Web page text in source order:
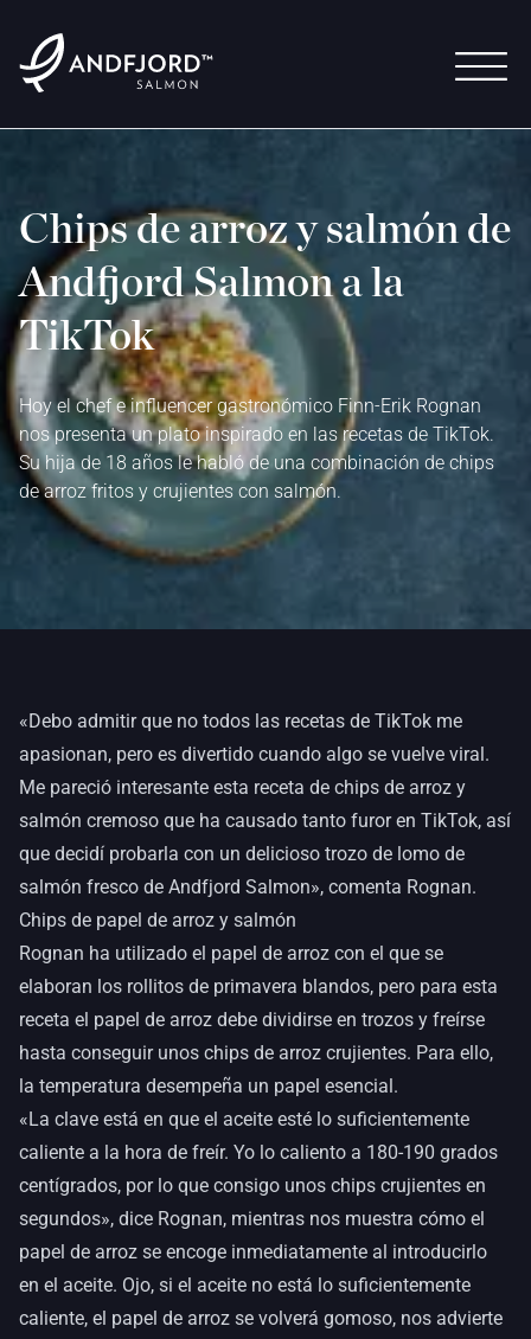
Chips de arroz y salmón de
Andfjord Salmon a la
TikTok
Hoy el chef e influencer gastronómico Finn-Erik Rognan
nos presenta un plato inspirado en las recetas de TikTok.
Su hija de 18 años le habló de una combinación de chips
de arroz fritos y crujientes con salmón.
«Debo admitir que no todos las recetas de TikTok me
apasionan, pero es divertido cuando algo se vuelve viral.
Me pareció interesante esta receta de chips de arroz y
salmón cremoso que ha causado tanto furor en TikTok, así
que decidí probarla con un delicioso trozo de lomo de
salmón fresco de Andfjord Salmon», comenta Rognan.
Chips de papel de arroz y salmón
Rognan ha utilizado el papel de arroz con el que se
elaboran los rollitos de primavera blandos, pero para esta
receta el papel de arroz debe dividirse en trozos y freírse
hasta conseguir unos chips de arroz crujientes. Para ello,
la temperatura desempeña un papel esencial.
«La clave está en que el aceite esté lo suficientemente
caliente a la hora de freír. Yo lo caliento a 180-190 grados
centígrados, por lo que consigo unos chips crujientes en
segundos», dice Rognan, mientras nos muestra cómo el
papel de arroz se encoge inmediatamente al introducirlo
en el aceite. Ojo, si el aceite no está lo suficientemente
caliente, el papel de arroz se volverá gomoso, nos advierte